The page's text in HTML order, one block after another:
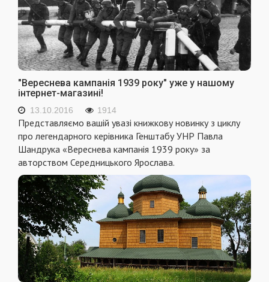
"Вереснева кампанія 1939 року" уже у нашому
інтернет-магазині!
13.10.2016 1914
Представляємо вашій увазі книжкову новинку з циклу
про легендарного керівника Генштабу УНР Павла
Шандрука «Вереснева кампанія 1939 року» за
авторством Середницького Ярослава.